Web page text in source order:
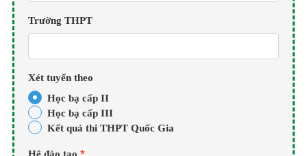
Trường THPT
Xét tuyển theo
Học bạ cấp II
Học bạ cấp III
Kết quả thi THPT Quốc Gia